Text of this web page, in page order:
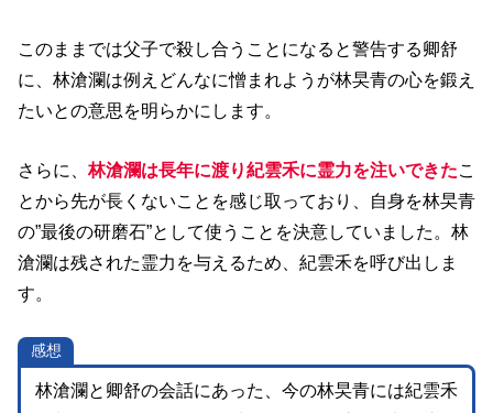
このままでは父子で殺し合うことになると警告する卿舒
に、林滄瀾は例えどんなに憎まれようが林旲青の心を鍛え
たいとの意思を明らかにします。
さらに、林滄瀾は長年に渡り紀雲禾に霊力を注いできたこ
とから先が長くないことを感じ取っており、自身を林旲青
の”最後の研磨石”として使うことを決意していました。林
滄瀾は残された霊力を与えるため、紀雲禾を呼び出しま
す。
感想
林滄瀾と卿舒の会話にあった、今の林旲青には紀雲禾